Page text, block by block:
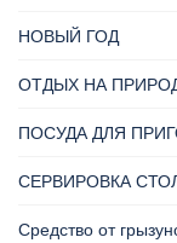
НОВЫЙ ГОД
ОТДЫХ НА
ПОСУДА ДЛЯ
СЕРВИРОВКА
Средство от